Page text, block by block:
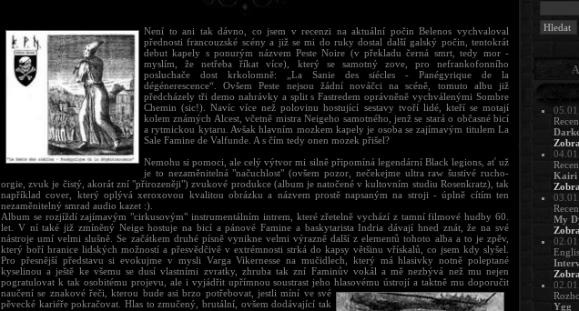
Není to ani tak dávno, co jsem v recenzi na aktuální počin Belenos vychvaloval
přednosti francouzské scény a již se mi do ruky dostal další galský počin, tentokrát
debut kapely s ponurým názvem Peste Noire (v překladu černá smrt, tedy mor -
myslím, že netřeba říkat více), který se samotný zove, pro nefrankofonního
posluchače dost krkolomně: „La Sanie des siécles - Panégyrique de la
dégénerescence“. Ovšem Peste nejsou žádní nováčci na scéně, tomuto albu již
předcházely tři demo nahrávky a split s Fastredem oprávněně vychválenými Sombre
Chemin (sic!). Navíc více než polovinu hostující sestavy tvoří lidé, kteří se motají
kolem známých Alcest, včetně mistra Neigeho samotného, jenž se stará o občasné bicí
a rytmickou kytaru. Avšak hlavním mozkem kapely je osoba se zajímavým titulem La
Sale Famine de Valfunde. A s čím tedy onen mozek přišel?
Nemohu si pomoci, ale celý výtvor mi silně připomíná legendární Black legions, ať už
je to nezaměnitelná "načuchlost" (ovšem pozor, nečekejme ultra raw šustivé rucho-
orgie, zvuk je čistý, akorát zní "přirozeněji") zvukové produkce (album je natočené v kultovním studiu Rosenkratz), tak
například cover, který oplývá xeroxovou kvalitou obrázku a názvem prostě napsaným na stroji - úplně cítím ten
nezaměnitelný smrad audio kazet :).
Album se rozjíždí zajímavým "cirkusovým" instrumentálním intrem, které zřetelně vychází z tamní filmové hudby 60.
let. V ní také již zmíněný Neige hostuje na bicí a pánové Famine a baskytarista Indria dávají hned znát, že na své
nástroje umí velmi slušně. Se začátkem druhé písně vynikne velmi výrazně další z elementů tohoto alba a to je zpěv,
který boří hranice lidských možností a přesvědčivě v extrémnosti strká do kapsy většinu vřískalů, co jsem kdy slyšel.
Pro přesnější představu si evokujme v mysli Varga Vikernesse na mučidlech, který má hlasivky notně poleptané
kyselinou a ještě ke všemu se dusí vlastními zvratky, zhruba tak zní Faminův vokál a mě nezbývá než mu nejen
pogratulovat k tak osobitému projevu, ale i vyjádřit upřímnou soustrast jeho hlasovému ústrojí a taktně mu doporučit
naučení se znakové řeči, kterou bude asi brzo potřebovat, jestli míní ve své
pěvecké kariéře pokračovat. Hlas to zmučený, brutální, ovšem dodávající tak
Kairi
My
Ygg